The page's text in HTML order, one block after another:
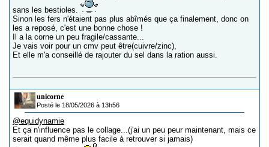
sans les bestioles.
Sinon les fers n'étaient pas plus abîmés que ça finalement, donc on
les a reposé, c'est une bonne chose !
Il a la corne un peu fragile/cassante...
Je vais voir pour un cmv peut être(cuivre/zinc),
Et elle m'a conseillé de rajouter du sel dans la ration aussi.
unicorne
Posté le 18/05/2026 à 13h56
@equidynamie
Et ça n'influence pas le collage...(j'ai un peu peur maintenant, mais ce
serait quand même plus facile à retrouver si jamais)